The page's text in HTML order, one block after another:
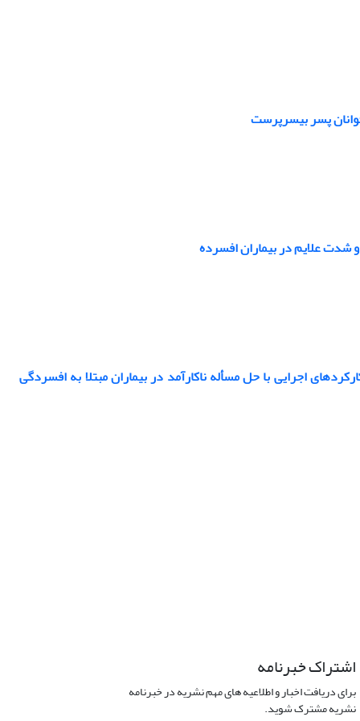
پسر بی‏سرپرست
و شدت علایم در بیماران افسرده
اجرایی با حل مسأله ناکارآمد در بیماران مبتلا به افسردگی
اشتراک خبرنامه
برای دریافت اخبار و اطلاعیه های مهم نشریه در خبرنامه
نشریه مشترک شوید.